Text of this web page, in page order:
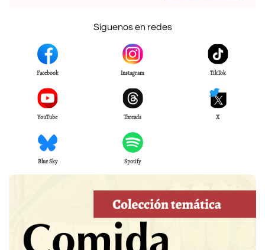
Síguenos en redes
Facebook Instagram TikTok
YouTube Threads X
Blue Sky Spotify